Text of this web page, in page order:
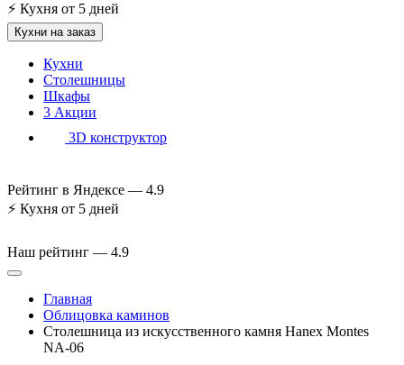
⚡ Кухня от 5 дней
Кухни на заказ
Кухни
Столешницы
Шкафы
3 Акции
3D конструктор
Рейтинг в Яндексе — 4.9
⚡ Кухня от 5 дней
Наш рейтинг — 4.9
Главная
Облицовка каминов
Столешница из искусственного камня Hanex Montes
NA-06